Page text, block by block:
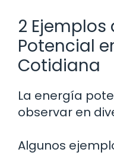
2 Ejemplos
Potencial
Cotidiana
La energía
observar en
Algunos